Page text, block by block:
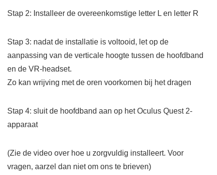
Stap 2: Installeer de overeenkomstige letter L en letter R
Stap 3: nadat de installatie is voltooid, let op de
aanpassing van de verticale hoogte tussen de hoofdband
en de VR-headset.
Zo kan wrijving met de oren voorkomen bij het dragen
Stap 4: sluit de hoofdband aan op het Oculus Quest 2-
apparaat
(Zie de video over hoe u zorgvuldig installeert. Voor
vragen, aarzel dan niet om ons te brieven)